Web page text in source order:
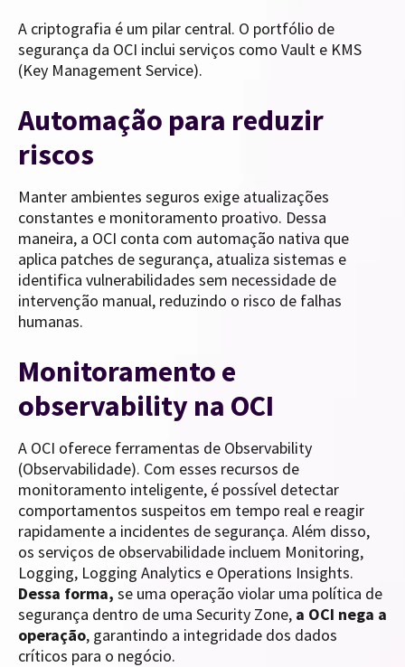
A criptografia é um pilar central. O portfólio de
segurança da OCI inclui serviços como Vault e KMS
(Key Management Service).
Automação para reduzir
riscos
Manter ambientes seguros exige atualizações
constantes e monitoramento proativo. Dessa
maneira, a OCI conta com automação nativa que
aplica patches de segurança, atualiza sistemas e
identifica vulnerabilidades sem necessidade de
intervenção manual, reduzindo o risco de falhas
humanas.
Monitoramento e
observability na OCI
A OCI oferece ferramentas de Observability
(Observabilidade). Com esses recursos de
monitoramento inteligente, é possível detectar
comportamentos suspeitos em tempo real e reagir
rapidamente a incidentes de segurança. Além disso,
os serviços de observabilidade incluem Monitoring,
Logging, Logging Analytics e Operations Insights.
Dessa forma, se uma operação violar uma política de
segurança dentro de uma Security Zone, a OCI nega a
operação, garantindo a integridade dos dados
críticos para o negócio.